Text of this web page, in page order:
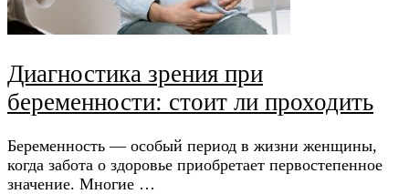
Диагностика зрения при
беременности: стоит ли проходить
Беременность — особый период в жизни женщины,
когда забота о здоровье приобретает первостепенное
значение. Многие …